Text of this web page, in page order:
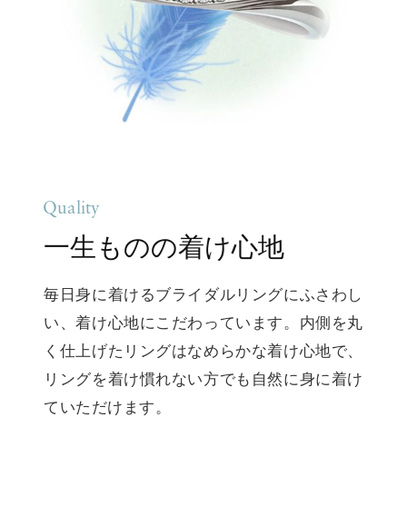
Quality
一生ものの着け心地
毎日身に着けるブライダルリングにふさわし
い、着け心地にこだわっています。内側を丸
く仕上げたリングはなめらかな着け心地で、
リングを着け慣れない方でも自然に身に着け
ていただけます。